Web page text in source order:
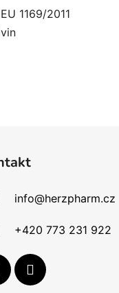
1169/2011
info@herzpharm.cz
+420 773 231 922